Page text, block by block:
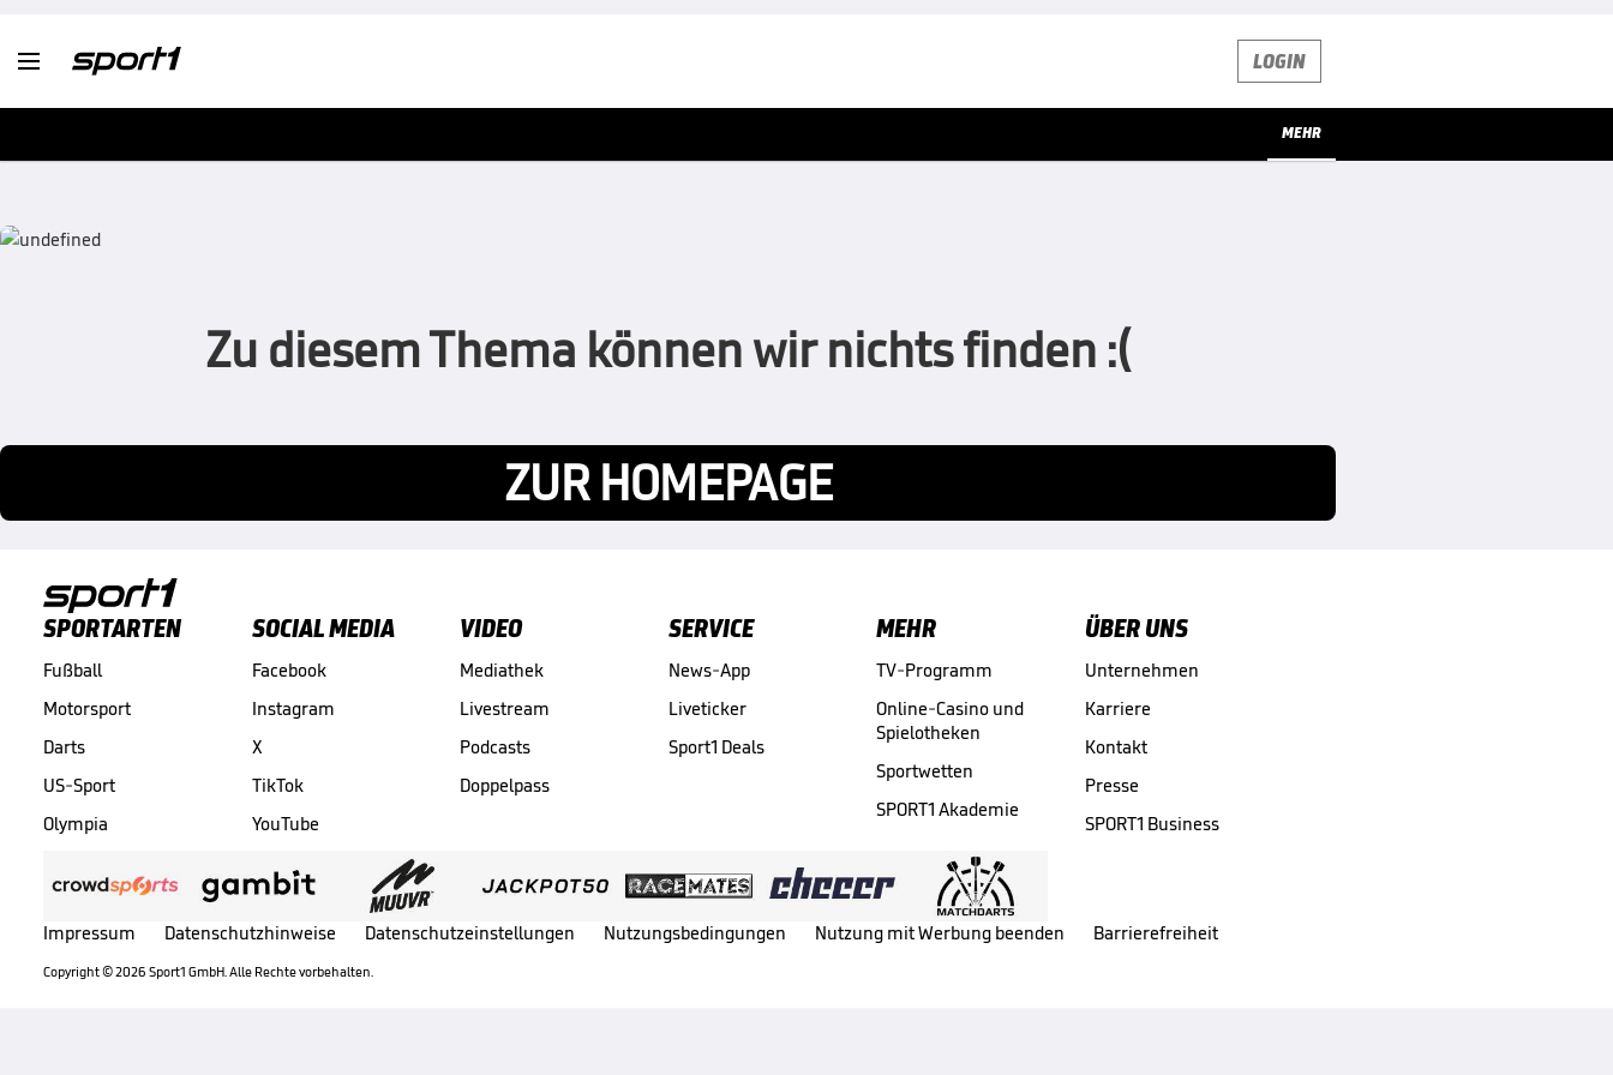
 LOGIN
MEHR
Zu diesem Thema können wir nichts finden :(
ZUR HOMEPAGE
SPORTARTEN
Fußball
Motorsport
Darts
US-Sport
Olympia
SOCIAL MEDIA
Facebook
Instagram
X
TikTok
YouTube
VIDEO
Mediathek
Livestream
Podcasts
Doppelpass
SERVICE
News-App
Liveticker
Sport1 Deals
MEHR
TV-Programm
Online-Casino und
Spielotheken
Sportwetten
SPORT1 Akademie
ÜBER UNS
Unternehmen
Karriere
Kontakt
Presse
SPORT1 Business
Impressum Datenschutzhinweise Datenschutzeinstellungen Nutzungsbedingungen Nutzung mit Werbung beenden Barrierefreiheit
Copyright ©2026 Sport1 GmbH. Alle Rechte vorbehalten.